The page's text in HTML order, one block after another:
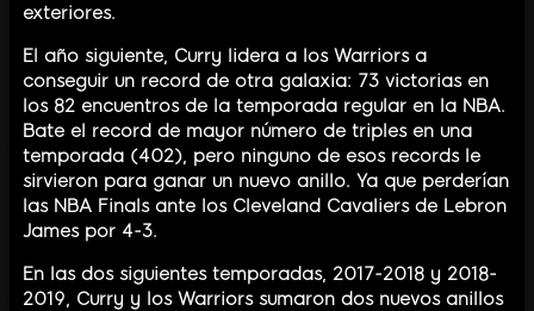
exteriores.
El año siguiente, Curry lidera a los Warriors a
conseguir un record de otra galaxia: 73 victorias en
los 82 encuentros de la temporada regular en la NBA.
Bate el record de mayor número de triples en una
temporada (402), pero ninguno de esos records le
sirvieron para ganar un nuevo anillo. Ya que perderían
las NBA Finals ante los Cleveland Cavaliers de Lebron
James por 4-3.
En las dos siguientes temporadas, 2017-2018 y 2018-
2019, Curry y los Warriors sumaron dos nuevos anillos